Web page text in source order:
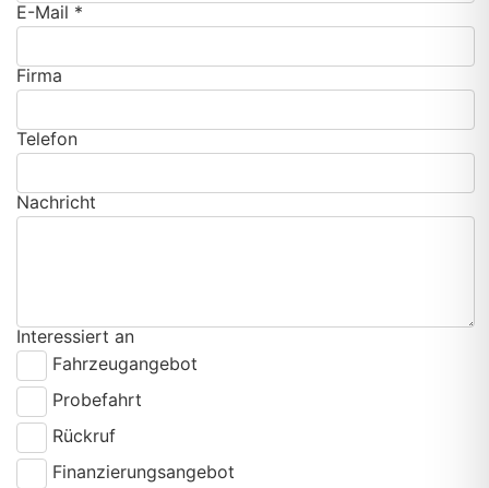
E-Mail *
Firma
Telefon
Nachricht
Interessiert an
Fahrzeugangebot
Probefahrt
Rückruf
Finanzierungsangebot